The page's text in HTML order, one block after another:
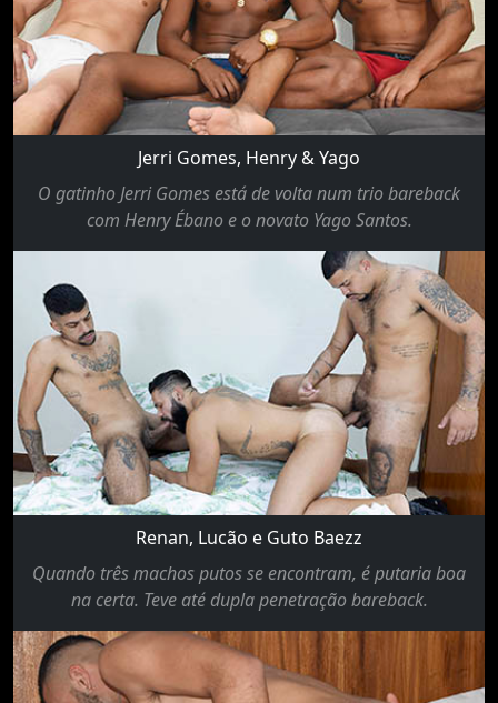
Jerri Gomes, Henry & Yago
O gatinho Jerri Gomes está de volta num trio bareback
com Henry Ébano e o novato Yago Santos.
Renan, Lucão e Guto Baezz
Quando três machos putos se encontram, é putaria boa
na certa. Teve até dupla penetração bareback.